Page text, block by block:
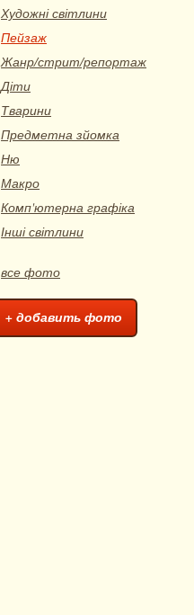
Художні світлини
Пейзаж
Жанр/стрит/репортаж
Діти
Тварини
Предметна зйомка
Ню
Макро
Комп'ютерна графіка
Інші світлини
все фото
+ добавить фото